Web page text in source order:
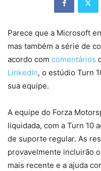
Parece que a Microsoft
mas também a série de
acordo com comentários
LinkedIn, o estúdio Turn
sua equipe.
A equipe do Forza
liquidada, com a Turn 10
de suporte regular. As
provavelmente incluirão
mais recente e a ajuda